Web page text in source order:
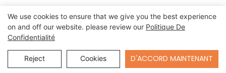
sol portable T30 à double écran (GCS) et le système de
transmission vidéo / données à longue portée VDC-22, résultant
en une solution d'inspection parfaitement intégrée et
incroyablement efficace. En utilisant ce système, l'efficacité
d'inspection et la sécurité sont considérablement améliorées,
Send Inquiry
We use cookies to ensure that we give you the best experience
on and off our website. please review our Politique De
Confidentialité
Reject Cookies D'ACCORD MAINTENANT